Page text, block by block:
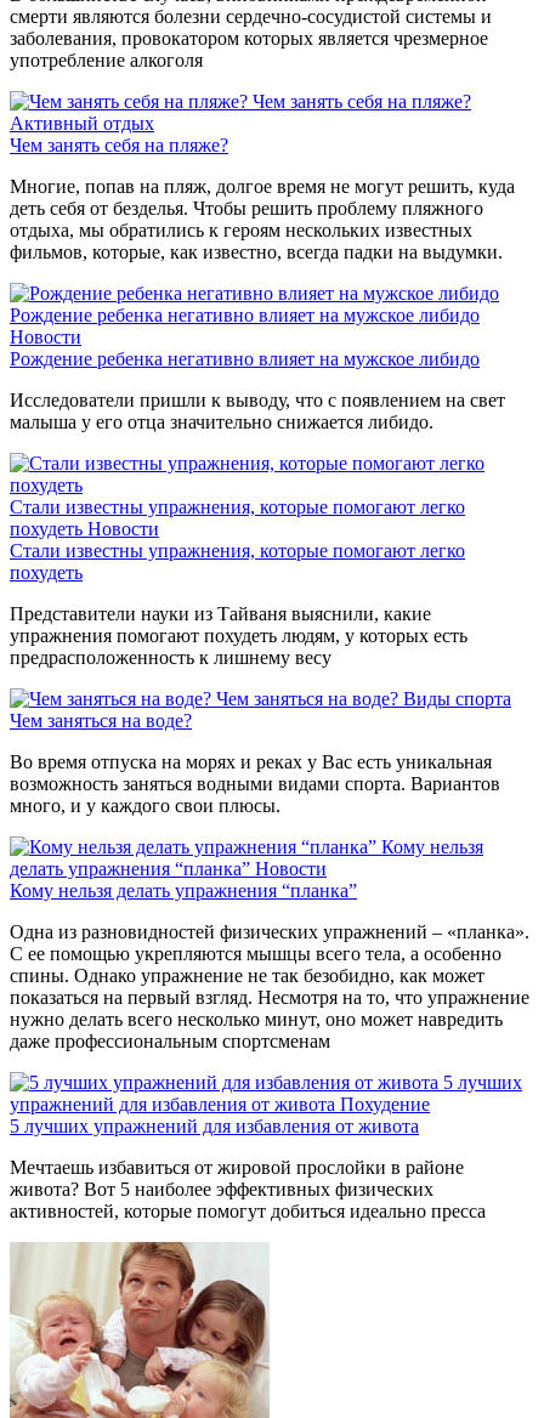
смерти являются болезни сердечно-сосудистой системы и
заболевания, провокатором которых является чрезмерное
употребление алкоголя
Чем занять себя на пляже?
Активный отдых
Чем занять себя на пляже?
Многие, попав на пляж, долгое время не могут решить, куда
деть себя от безделья. Чтобы решить проблему пляжного
отдыха, мы обратились к героям нескольких известных
фильмов, которые, как известно, всегда падки на выдумки.
Рождение ребенка негативно влияет на мужское либидо
Новости
Рождение ребенка негативно влияет на мужское либидо
Исследователи пришли к выводу, что с появлением на свет
малыша у его отца значительно снижается либидо.
Стали известны упражнения, которые помогают легко
похудеть Новости
Стали известны упражнения, которые помогают легко
похудеть
Представители науки из Тайваня выяснили, какие
упражнения помогают похудеть людям, у которых есть
предрасположенность к лишнему весу
Чем заняться на воде? Виды спорта
Чем заняться на воде?
Во время отпуска на морях и реках у Вас есть уникальная
возможность заняться водными видами спорта. Вариантов
много, и у каждого свои плюсы.
Кому нельзя
делать упражнения “планка” Новости
Кому нельзя делать упражнения “планка”
Одна из разновидностей физических упражнений – «планка».
С ее помощью укрепляются мышцы всего тела, а особенно
спины. Однако упражнение не так безобидно, как может
показаться на первый взгляд. Несмотря на то, что упражнение
нужно делать всего несколько минут, оно может навредить
даже профессиональным спортсменам
5 лучших
упражнений для избавления от живота Похудение
5 лучших упражнений для избавления от живота
Мечтаешь избавиться от жировой прослойки в районе
живота? Вот 5 наиболее эффективных физических
активностей, которые помогут добиться идеально пресса